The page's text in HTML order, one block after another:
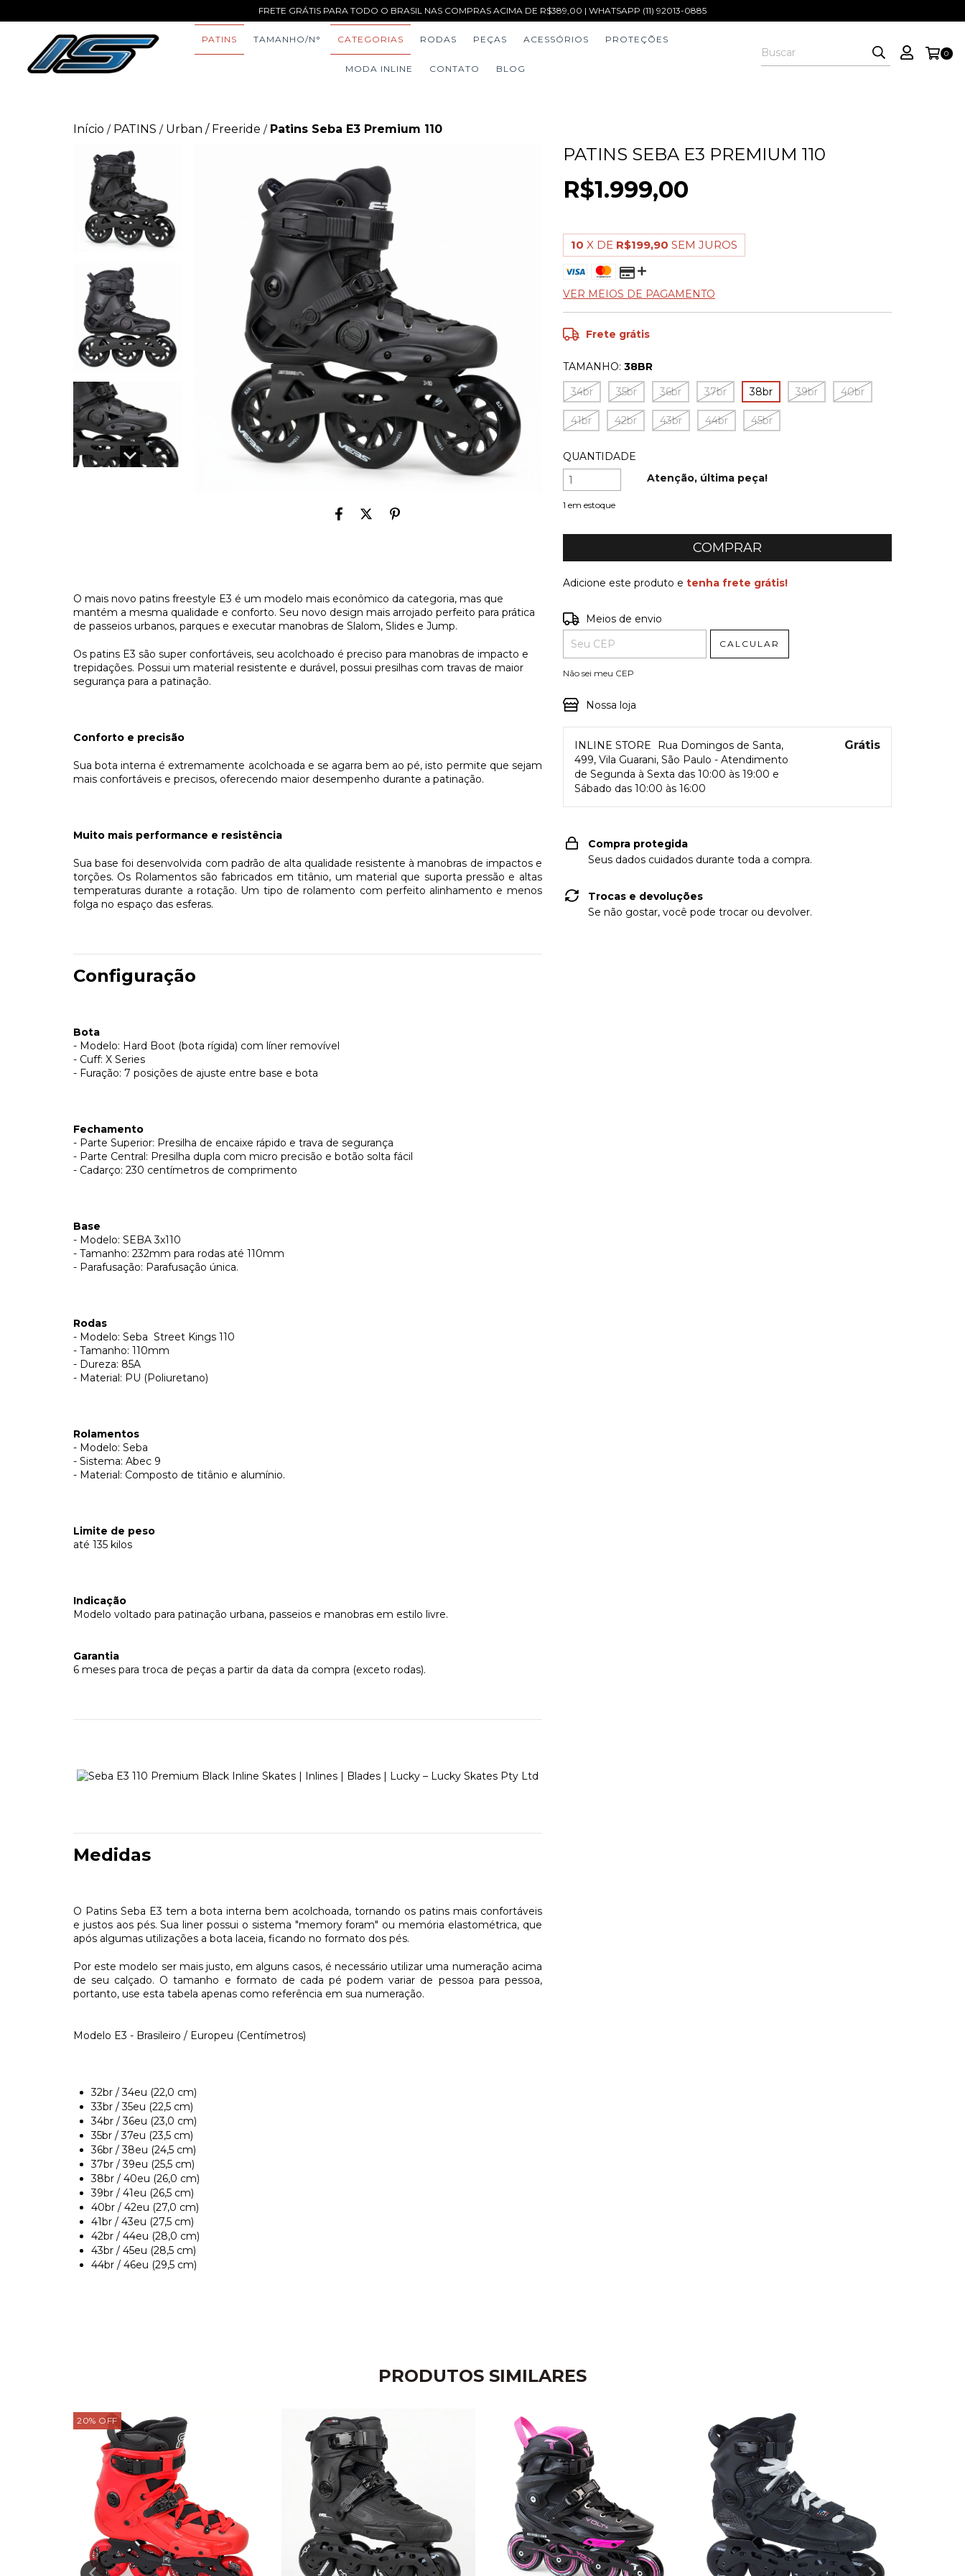
FRETE GRÁTIS PARA TODO O BRASIL NAS COMPRAS ACIMA DE R$389,00 | WHATSAPP (11) 92013-0885
PATINS TAMANHO/N° CATEGORIAS RODAS PEÇAS ACESSÓRIOS PROTEÇÕES
MODA INLINE CONTATO BLOG
0
Início / PATINS / Urban / Freeride / Patins Seba E3 Premium 110
O mais novo patins freestyle E3 é um modelo mais econômico da categoria, mas que
mantém a mesma qualidade e conforto. Seu novo design mais arrojado perfeito para prática
de passeios urbanos, parques e executar manobras de Slalom, Slides e Jump.
Os patins E3 são super confortáveis, seu acolchoado é preciso para manobras de impacto e
trepidações. Possui um material resistente e durável, possui presilhas com travas de maior
segurança para a patinação.
Conforto e precisão
Sua bota interna é extremamente acolchoada e se agarra bem ao pé, isto permite que sejam
mais confortáveis e precisos, oferecendo maior desempenho durante a patinação.
Muito mais performance e resistência
Sua base foi desenvolvida com padrão de alta qualidade resistente à manobras de impactos e
torções. Os Rolamentos são fabricados em titânio, um material que suporta pressão e altas
temperaturas durante a rotação. Um tipo de rolamento com perfeito alinhamento e menos
folga no espaço das esferas.
Configuração
Bota
- Modelo: Hard Boot (bota rígida) com líner removível
- Cuff: X Series
- Furação: 7 posições de ajuste entre base e bota
Fechamento
- Parte Superior: Presilha de encaixe rápido e trava de segurança
- Parte Central: Presilha dupla com micro precisão e botão solta fácil
- Cadarço: 230 centímetros de comprimento
Base
- Modelo: SEBA 3x110
- Tamanho: 232mm para rodas até 110mm
- Parafusação: Parafusação única.
Rodas
- Modelo: Seba Street Kings 110
- Tamanho: 110mm
- Dureza: 85A
- Material: PU (Poliuretano)
Rolamentos
- Modelo: Seba
- Sistema: Abec 9
- Material: Composto de titânio e alumínio.
Limite de peso
até 135 kilos
Indicação
Modelo voltado para patinação urbana, passeios e manobras em estilo livre.
Garantia
6 meses para troca de peças a partir da data da compra (exceto rodas).
Medidas
O Patins Seba E3 tem a bota interna bem acolchoada, tornando os patins mais confortáveis
e justos aos pés. Sua liner possui o sistema "memory foram" ou memória elastométrica, que
após algumas utilizações a bota laceia, ficando no formato dos pés.
Por este modelo ser mais justo, em alguns casos, é necessário utilizar uma numeração acima
de seu calçado. O tamanho e formato de cada pé podem variar de pessoa para pessoa,
portanto, use esta tabela apenas como referência em sua numeração.
Modelo E3 - Brasileiro / Europeu (Centímetros)
32br / 34eu (22,0 cm)
33br / 35eu (22,5 cm)
34br / 36eu (23,0 cm)
35br / 37eu (23,5 cm)
36br / 38eu (24,5 cm)
37br / 39eu (25,5 cm)
38br / 40eu (26,0 cm)
39br / 41eu (26,5 cm)
40br / 42eu (27,0 cm)
41br / 43eu (27,5 cm)
42br / 44eu (28,0 cm)
43br / 45eu (28,5 cm)
44br / 46eu (29,5 cm)
PATINS SEBA E3 PREMIUM 110
R$1.999,00
10 X DE R$199,90 SEM JUROS
VER MEIOS DE PAGAMENTO
Frete grátis
TAMANHO: 38BR
34br
35br 36br 37br 38br 39br 40br
41br 42br 43br 44br 45br
QUANTIDADE
1 em estoque
Atenção, última peça!
Adicione este produto etenha frete grátis!
Entregas para o CEP:
Meios de envio
CALCULAR
Não sei meu CEP
Nossa loja
INLINE STORE
Rua Domingos de Santa,
499, Vila Guarani, São Paulo - Atendimento
de Segunda à Sexta das 10:00 às 19:00 e
Sábado das 10:00 às 16:00
Grátis
Compra protegida
Seus dados cuidados durante toda a compra.
Trocas e devoluções
Se não gostar, você pode trocar ou devolver.
PRODUTOS SIMILARES
20% OFF